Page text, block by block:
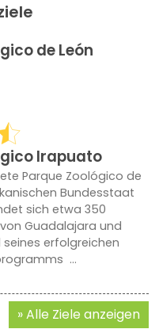
de León
Irapuato
Parque Zoológico de
Bundesstaat
sich etwa 350
Guadalajara und
erfolgreichen
...
Alle Ziele anzeigen